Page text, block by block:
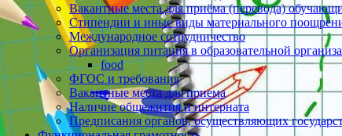
Вакантные места для приёма (перевода)
Стипендии и иные виды материального
Международное сотрудничество
Организация питания в образовательной
food
ФГОС и требования
Вакантные места для приема
Наличие общежития и интерната
Предписания органов, осуществляющих